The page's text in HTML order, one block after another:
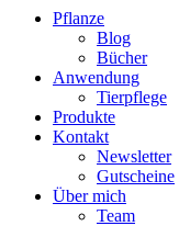
Pflanze
Blog
Bücher
Anwendung
Tierpflege
Produkte
Kontakt
Newsletter
Gutscheine
Über mich
Team